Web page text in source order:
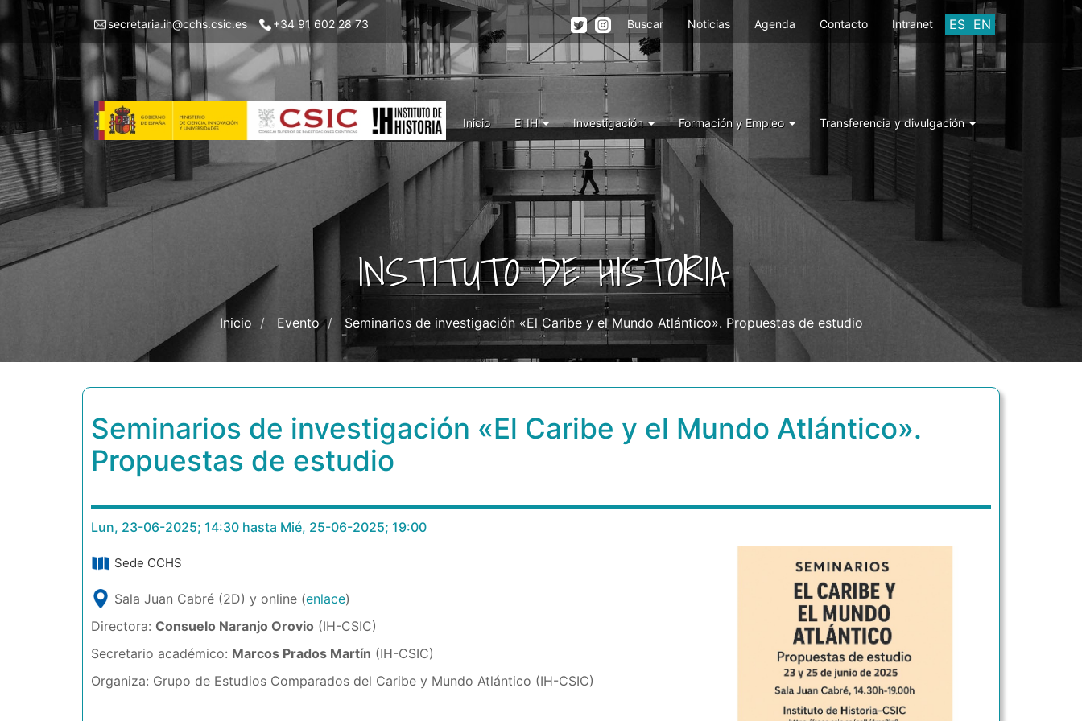
Pasar
contenido
principal
Menu
left
IH
secretaria.ih@cchs.csic.es +34 91 602 28 73 ES EN
Menu
top
right
IH
Buscar Noticias Agenda Contacto Intranet
Menu
IH
Inicio El IH Investigación Formación y Empleo Transferencia y divulgación
INSTITUTO DE HISTORIA
Inicio Evento Seminarios de investigación «El Caribe y el Mundo Atlántico». Propuestas de estudio
Seminarios de investigación «El Caribe y el Mundo Atlántico».
Propuestas de estudio
Lun, 23-06-2025; 14:30 hasta Mié, 25-06-2025; 19:00
Sede CCHS
Sala Juan Cabré (2D) y online (enlace)
Directora: Consuelo Naranjo Orovio (IH-CSIC)
Secretario académico: Marcos Prados Martín (IH-CSIC)
Organiza: Grupo de Estudios Comparados del Caribe y Mundo Atlántico (IH-CSIC)